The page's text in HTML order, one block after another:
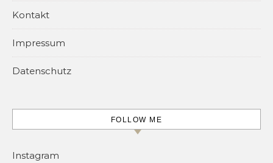
Kontakt
Impressum
Datenschutz
FOLLOW ME
Instagram